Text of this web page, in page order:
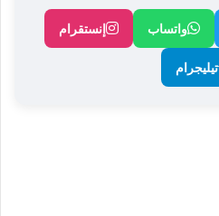
واتساب إنستقرام
تيليجرام